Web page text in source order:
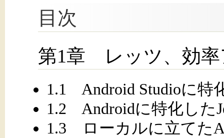
目次
第1章 レッツ、効率
1.1 Android Studioに特
1.2 Androidに特化した
1.3 ローカルに立てた